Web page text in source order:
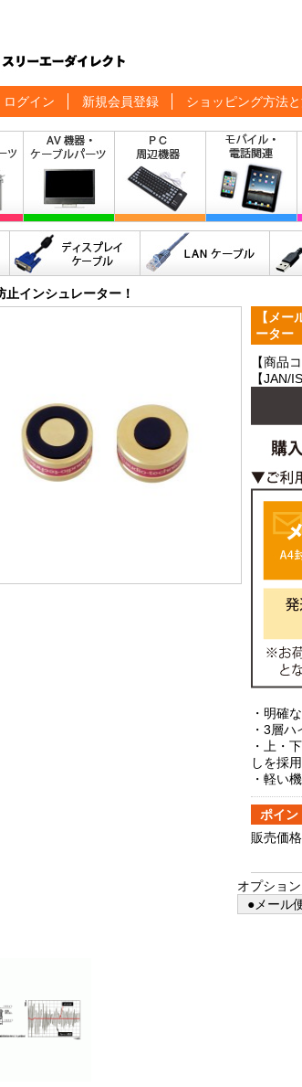
ログイン 新規会員登録 ショッピング方法
止インシュレーター！
【メ
ータ
【商品
【JAN/
・明確
・3層
・上・
しを採
・軽い
ポイン
販売価格
オプショ
●メール